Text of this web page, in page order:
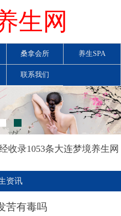
生网
桑拿会所 养生SPA
联系我们
收录1053条大连梦境养生网
资讯
苦有毒吗